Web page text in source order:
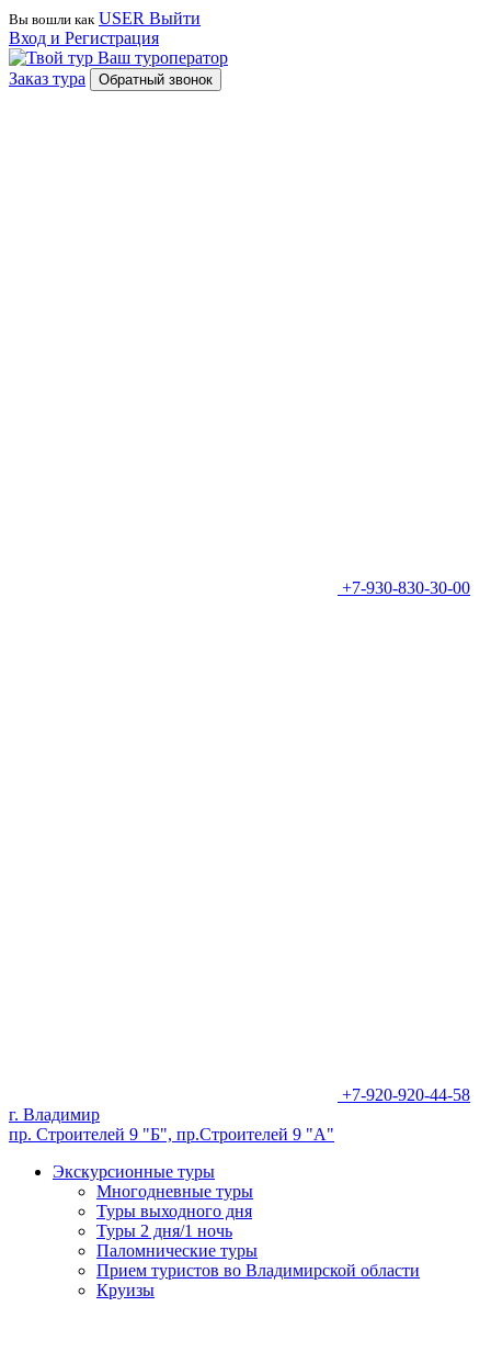
Вы вошли как USER Выйти
Вход и Регистрация
Ваш туроператор
Заказ тура
Обратный звонок
+7-930-830-30-00
+7-920-920-44-58
г. Владимир
пр. Строителей 9 "Б", пр.Строителей 9 "А"
Экскурсионные туры
Многодневные туры
Туры выходного дня
Туры 2 дня/1 ночь
Паломнические туры
Прием туристов во Владимирской области
Круизы